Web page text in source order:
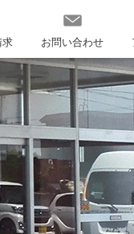
求 お問い合わせ